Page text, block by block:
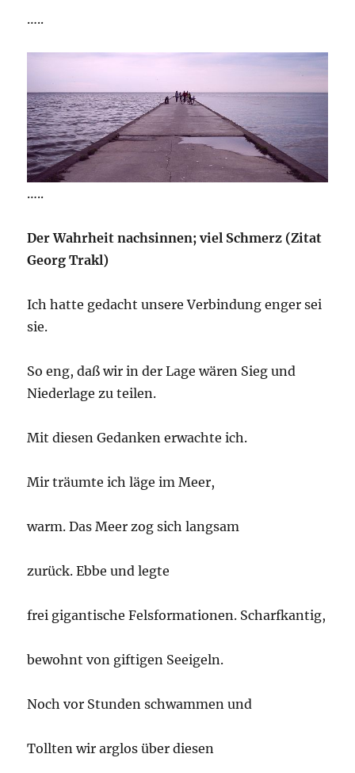
…..
…..
Der Wahrheit nachsinnen; viel Schmerz (Zitat
Georg Trakl)
Ich hatte gedacht unsere Verbindung enger sei
sie.
So eng, daß wir in der Lage wären Sieg und
Niederlage zu teilen.
Mit diesen Gedanken erwachte ich.
Mir träumte ich läge im Meer,
warm. Das Meer zog sich langsam
zurück. Ebbe und legte
frei gigantische Felsformationen. Scharfkantig,
bewohnt von giftigen Seeigeln.
Noch vor Stunden schwammen und
Tollten wir arglos über diesen